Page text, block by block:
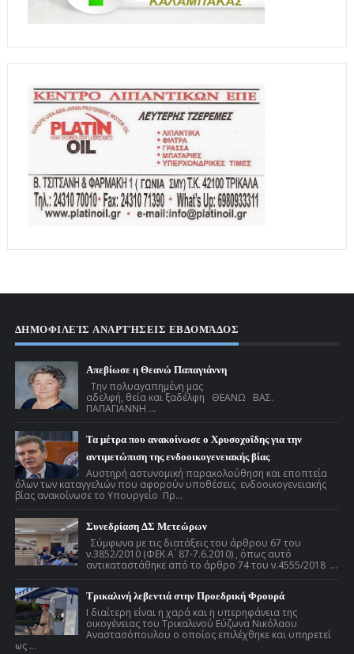
ΔΗΜΟΦΙΛΕΊΣ ΑΝΑΡΤΉΣΕΙΣ ΕΒΔΟΜΆΔΟΣ
Απεβίωσε η Θεανώ Παπαγιάννη
Την πολυαγαπημένη μας
αδελφή, θεία και ξαδέλφη ΘΕΑΝΩ ΒΑΣ.
ΠΑΠΑΓΙΑΝΝΗ ...
Τα μέτρα που ανακοίνωσε ο Χρυσοχοΐδης για την
αντιμετώπιση της ενδοοικογενειακής βίας
Αυστηρή αστυνομική παρακολούθηση και εποπτεία
όλων των καταγγελιών που αφορούν υποθέσεις ενδοοικογενειακής
βίας ανακοίνωσε το Υπουργείο Πρ...
Συνεδρίαση ΔΣ Μετεώρων
Σύμφωνα με τις διατάξεις του άρθρου 67 του
ν.3852/2010 (ΦΕΚ Α ́ 87-7.6.2010) , όπως αυτό
αντικαταστάθηκε από το άρθρο 74 του ν.4555/2018 ...
Τρικαλινή λεβεντιά στην Προεδρική Φρουρά
Ι διαίτερη είναι η χαρά και η υπερηφάνεια της
οικογένειας του Τρικαλινού Εύζωνα Νικόλαου
Αναστασόπουλου ο οποίος επιλέχθηκε και υπηρετεί
ως ...